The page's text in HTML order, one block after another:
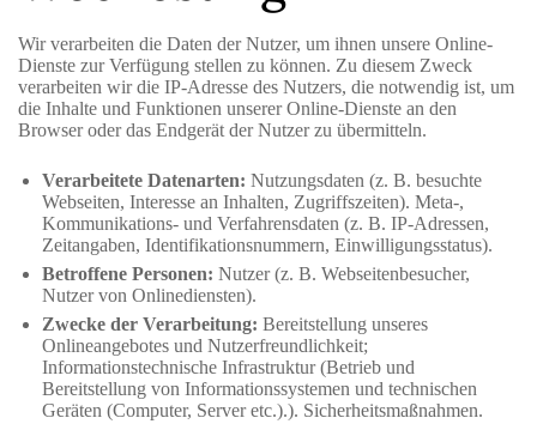
Wir verarbeiten die Daten der Nutzer, um ihnen unsere Online-
Dienste zur Verfügung stellen zu können. Zu diesem Zweck
verarbeiten wir die IP-Adresse des Nutzers, die notwendig ist, um
die Inhalte und Funktionen unserer Online-Dienste an den
Browser oder das Endgerät der Nutzer zu übermitteln.
Verarbeitete Datenarten: Nutzungsdaten (z. B. besuchte
Webseiten, Interesse an Inhalten, Zugriffszeiten). Meta-,
Kommunikations- und Verfahrensdaten (z. B. IP-Adressen,
Zeitangaben, Identifikationsnummern, Einwilligungsstatus).
Betroffene Personen: Nutzer (z. B. Webseitenbesucher,
Nutzer von Onlinediensten).
Zwecke der Verarbeitung: Bereitstellung unseres
Onlineangebotes und Nutzerfreundlichkeit;
Informationstechnische Infrastruktur (Betrieb und
Bereitstellung von Informationssystemen und technischen
Geräten (Computer, Server etc.).). Sicherheitsmaßnahmen.